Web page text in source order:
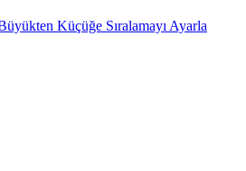
Küçüğe Sıralamayı Ayarla